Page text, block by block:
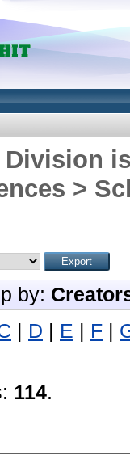
Division
>
by:
D E F
114.